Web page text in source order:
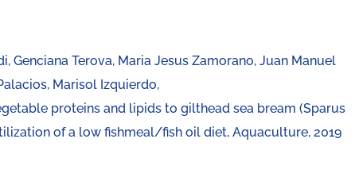
Genciana Terova, Maria Jesus Zamorano, Juan Manuel
Marisol Izquierdo,
proteins and lipids to gilthead sea bream (Sparus
of a low fishmeal/fish oil diet, Aquaculture, 2019